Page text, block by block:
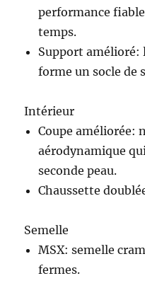
performance
temps.
Support amélioré:
forme un socle de
Intérieur
Coupe améliorée:
aérodynamique
seconde peau.
Chaussette
Semelle
MSX: semelle
fermes.